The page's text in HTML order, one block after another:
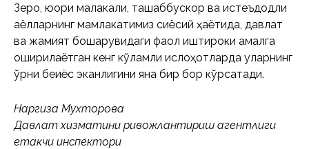
Зеро, юқори малакали, ташаббускор ва истеъдодли
аёлларнинг мамлакатимиз сиёсий ҳаётида, давлат
ва жамият бошқарувидаги фаол иштироки амалга
оширилаётган кенг кўламли ислоҳотларда уларнинг
ўрни беқиёс эканлигини яна бир бор кўрсатади.
Наргиза Мухторова
Давлат хизматини ривожлантириш агентлиги
етакчи инспектори